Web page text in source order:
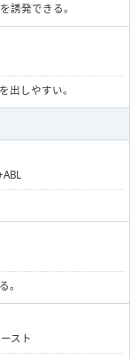
誘発できる。
出しやすい。
。
スト